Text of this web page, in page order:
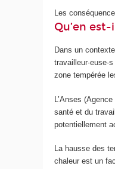
Les
Qu’en
Dans un
zone tempérée
L’Anses
santé et du
potentiellement
La hausse des
chaleur est un